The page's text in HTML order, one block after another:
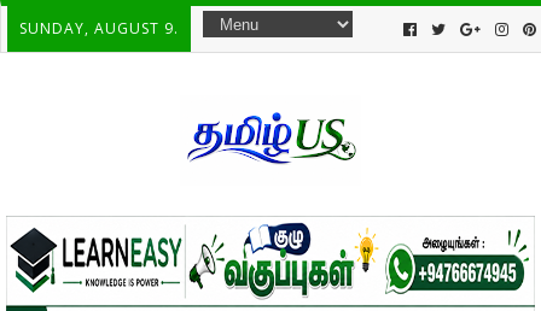
SUNDAY, AUGUST 9.